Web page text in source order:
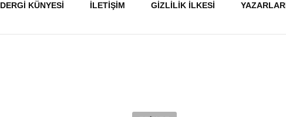
DERGI KÜNYESI İLETIŞIM GIZLILIK İLKESI